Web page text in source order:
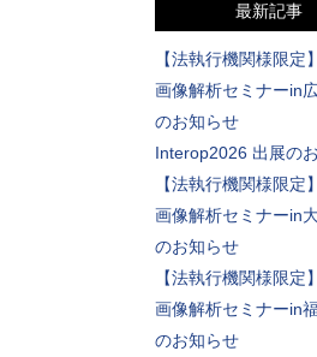
最新記事
【法執行機関様限定
画像解析セミナーin
のお知らせ
Interop2026 出展の
【法執行機関様限定
画像解析セミナーin
のお知らせ
【法執行機関様限定
画像解析セミナーin
のお知らせ